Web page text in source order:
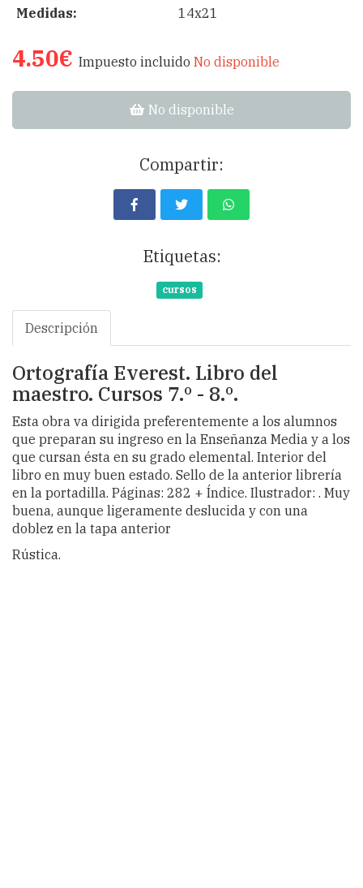
Medidas:
14x21
4.50€ Impuesto incluido No disponible
No disponible
Compartir:
Etiquetas:
cursos
Descripción
Ortografía Everest. Libro del
maestro. Cursos 7.º - 8.º.
Esta obra va dirigida preferentemente a los alumnos
que preparan su ingreso en la Enseñanza Media y a los
que cursan ésta en su grado elemental. Interior del
libro en muy buen estado. Sello de la anterior librería
en la portadilla. Páginas: 282 + Índice. Ilustrador: . Muy
buena, aunque ligeramente deslucida y con una
doblez en la tapa anterior
Rústica.